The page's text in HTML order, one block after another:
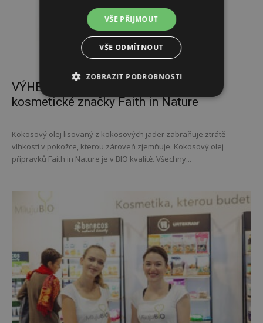
VÝHERCI: kokosová řada přírodní
kosmetické značky Faith in Nature
Kokosový olej lisovaný z kokosových jader zabraňuje ztrátě
vlhkosti v pokožce, kterou zároveň zjemňuje. Kokosový olej
přípravků Faith in Nature je v BIO kvalitě. Všechny...
VŠE PŘIJMOUT
VŠE ODMÍTNOUT
ZOBRAZIT PODROBNOSTI